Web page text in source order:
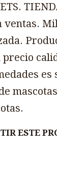
ventas.
es
ESTE